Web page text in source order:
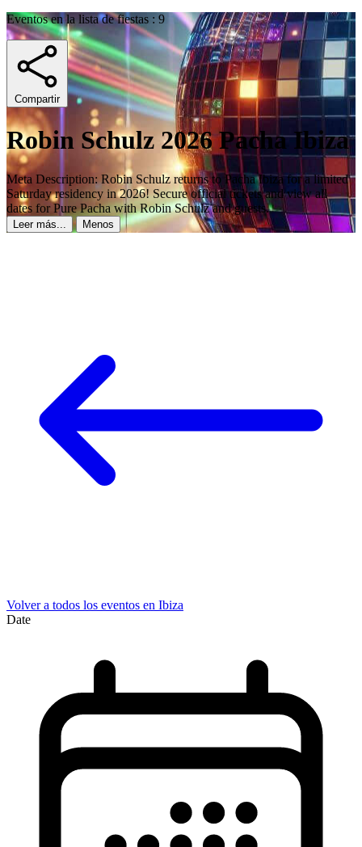
Eventos en la lista de fiestas : 9
Compartir
Robin Schulz 2026 Pacha Ibiza
Meta Description: Robin Schulz returns to Pacha Ibiza for a limited
Saturday residency in 2026! Secure official tickets and view all
dates for Pure Pacha with Robin Schulz and guests.
Leer más... Menos
Volver a todos los eventos en Ibiza
Date